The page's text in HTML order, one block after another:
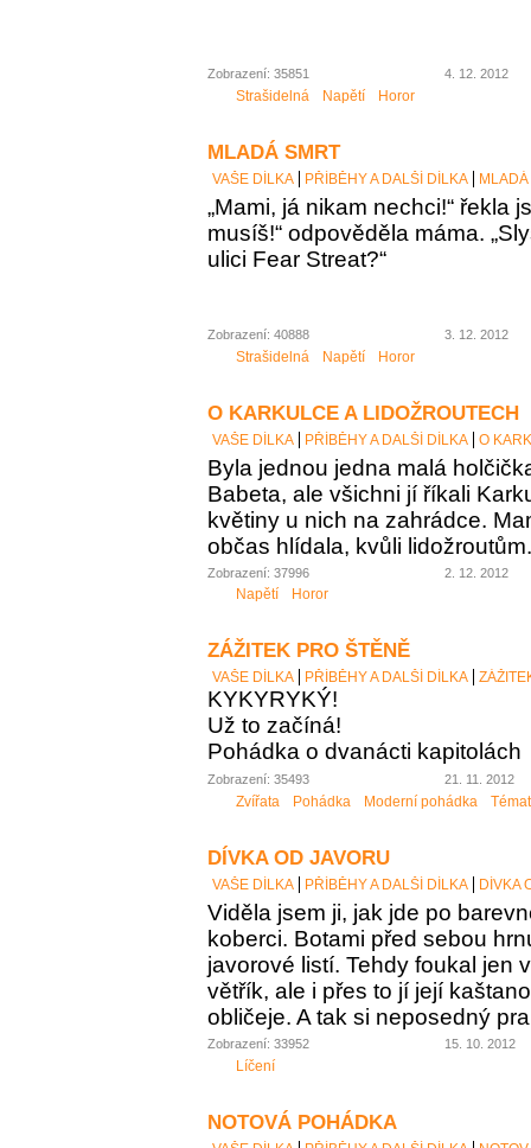
Zobrazení: 35851 4. 12. 2012
Strašidelná Napětí Horor
MLADÁ SMRT
VAŠE DÍLKA PŘÍBĚHY A DALŠÍ DÍLKA
„Mami, já nikam nechci!“ řekla
musíš!“ odpověděla máma.
ulici Fear Streat?“
Zobrazení: 40888 3. 12. 2012
Strašidelná Napětí Horor
O KARKULCE A LIDOŽROUTECH
VAŠE DÍLKA PŘÍBĚHY A DALŠÍ DÍLKA O
Byla jednou jedna malá
Babeta, ale všichni jí říkali
květiny u nich na zahrádce.
občas hlídala, kvůli lidožroutům.
Zobrazení: 37996 2. 12. 2012
Napětí Horor
ZÁŽITEK PRO ŠTĚNĚ
VAŠE DÍLKA PŘÍBĚHY A DALŠÍ DÍLKA
KYKYRYKÝ!
Už to začíná!
Pohádka o dvanácti kapitolách
Zobrazení: 35493 21. 11. 2012
Zvířata Pohádka Moderní pohádka
DÍVKA OD JAVORU
VAŠE DÍLKA PŘÍBĚHY A DALŠÍ DÍLKA DÍVKA
Viděla jsem ji, jak jde po
koberci. Botami před sebou
javorové listí. Tehdy foukal jen
větřík, ale i přes to jí její
obličeje. A tak si neposedný
Zobrazení: 33952 15. 10. 2012
Líčení
NOTOVÁ POHÁDKA